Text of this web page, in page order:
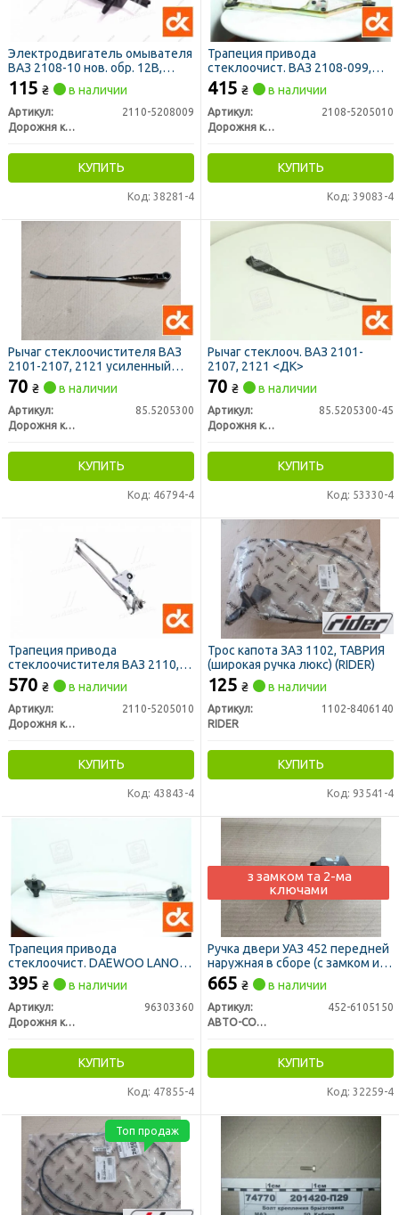
Электродвигатель омывателя
ВАЗ 2108-10 нов. обр. 12В,
0,25МРа (ДК)
115 ₴ в наличии
Артикул:
2110-5208009
Дорожня карта
КУПИТЬ
Код: 38281-4
Трапеция привода
стеклоочист. ВАЗ 2108-099,
2114-15 <ДК>
415 ₴ в наличии
Артикул:
2108-5205010
Дорожня карта
КУПИТЬ
Код: 39083-4
Рычаг стеклоочистителя ВАЗ
2101-2107, 2121 усиленный
(ДК)
70 ₴ в наличии
Артикул:
85.5205300
Дорожня карта
КУПИТЬ
Код: 46794-4
Рычаг стеклооч. ВАЗ 2101-
2107, 2121 <ДК>
70 ₴ в наличии
Артикул:
85.5205300-45
Дорожня карта
КУПИТЬ
Код: 53330-4
Трапеция привода
стеклоочистителя ВАЗ 2110,
11, 12 (ДК)
570 ₴ в наличии
Артикул:
2110-5205010
Дорожня карта
КУПИТЬ
Код: 43843-4
Трос капота ЗАЗ 1102, ТАВРИЯ
(широкая ручка люкс) (RIDER)
125 ₴ в наличии
Артикул:
1102-8406140
RIDER
КУПИТЬ
Код: 93541-4
Трапеция привода
стеклоочист. DAEWOO LANOS
<ДК>
395 ₴ в наличии
Артикул:
96303360
Дорожня карта
КУПИТЬ
Код: 47855-4
Ручка двери УАЗ 452 передней
наружная в сборе (с замком и 2-
мя ключами)
665 ₴ в наличии
Артикул:
452-6105150
АВТО-СОЮЗ 88
КУПИТЬ
Код: 32259-4
з замком та 2-ма
ключами
Топ продаж